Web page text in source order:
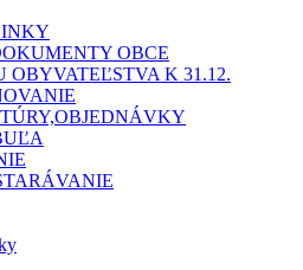
OBCE
OBYVATEĽSTVA K 31.12.